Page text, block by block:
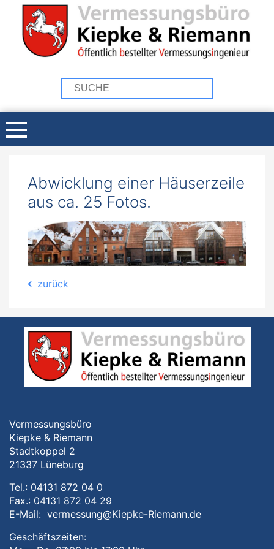
Abwicklung einer Häuserzeile
aus ca. 25 Fotos.
zurück
Vermessungsbüro
Kiepke & Riemann
Stadtkoppel 2
21337 Lüneburg
Tel.: 04131 872 04 0
Fax.: 04131 872 04 29
E-Mail: vermessung@Kiepke-Riemann.de
Geschäftszeiten: